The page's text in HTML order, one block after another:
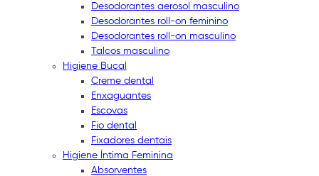
Desodorantes aerosol masculino
Desodorantes roll-on feminino
Desodorantes roll-on masculino
Talcos masculino
Higiene Bucal
Creme dental
Enxaguantes
Escovas
Fio dental
Fixadores dentais
Higiene Íntima Feminina
Absorventes